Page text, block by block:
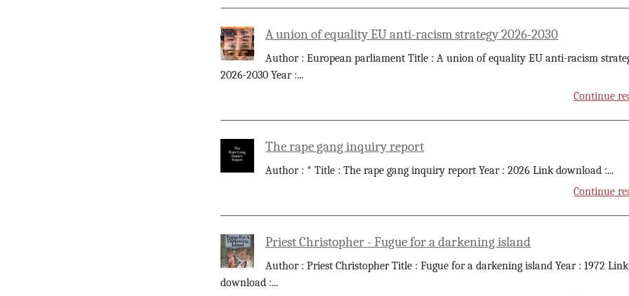
A union of equality EU anti-racism strategy 2026-2030
Author : European parliament Title : A union of equality EU anti-racism
2026-2030 Year :...
Continue
The rape gang inquiry report
Author : * Title : The rape gang inquiry report Year : 2026 Link download :...
Continue
Priest Christopher - Fugue for a darkening island
Author : Priest Christopher Title : Fugue for a darkening island Year : 1972 Link
download :...